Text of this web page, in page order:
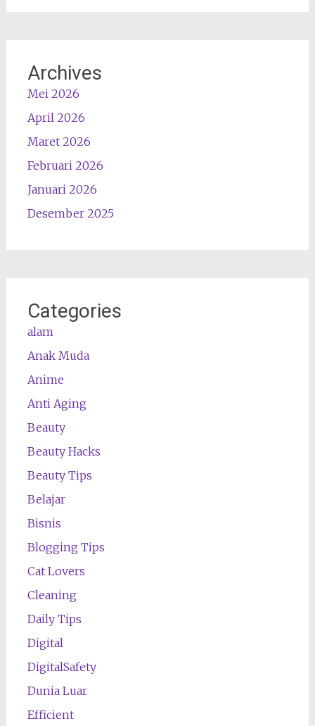
Archives
Mei 2026
April 2026
Maret 2026
Februari 2026
Januari 2026
Desember 2025
Categories
alam
Anak Muda
Anime
Anti Aging
Beauty
Beauty Hacks
Beauty Tips
Belajar
Bisnis
Blogging Tips
Cat Lovers
Cleaning
Daily Tips
Digital
DigitalSafety
Dunia Luar
Efficient